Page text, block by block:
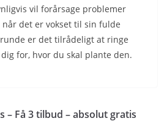
vil forårsage problemer
det er vokset til sin fulde
er det tilrådeligt at ringe
for, hvor du skal plante den.
– Få 3 tilbud – absolut gratis